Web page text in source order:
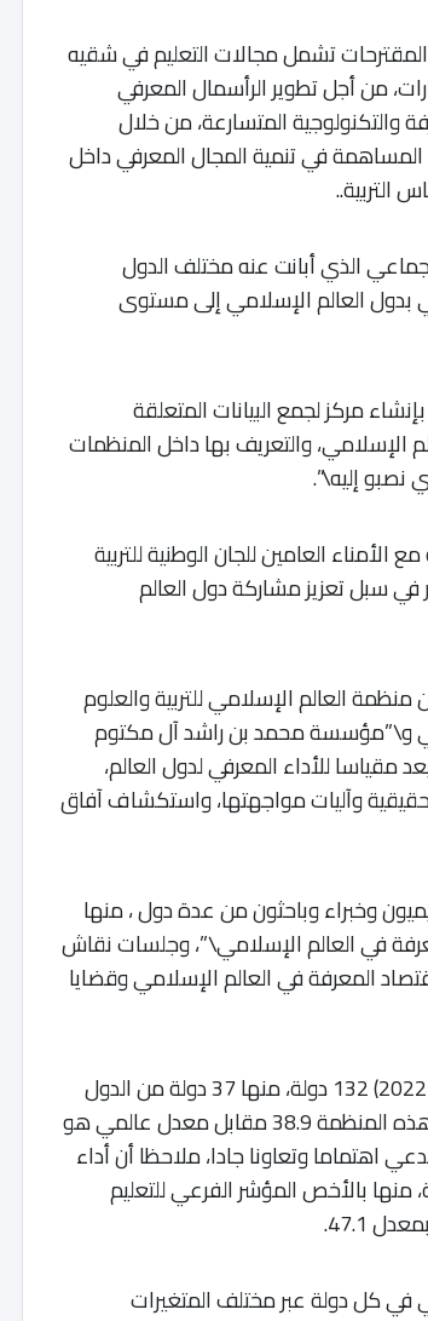
تشمل مجالات التعليم في شقيه
من أجل تطوير الرأسمال المعرفي
والتكنولوجية المتسارعة، من خلال
المساهمة في تنمية المجال المعرفي داخل
التربية..
الذي أبانت عنه مختلف الدول
بدول العالم الإسلامي إلى مستوى
مركز لجمع البيانات المتعلقة
الإسلامي، والتعريف بها داخل المنظمات
نصبو إليه\”.
العامين للجان الوطنية للتربية
في سبل تعزيز مشاركة دول العالم
العالم الإسلامي للتربية والعلوم
و\”مؤسسة محمد بن راشد آل مكتوم
للأداء المعرفي لدول العالم،
وآليات مواجهتها، واستكشاف آفاق
وخبراء وباحثون من عدة دول ، منها
في العالم الإسلامي\”، وجلسات نقاش
المعرفة في العالم الإسلامي وقضايا
يذكر أن مؤشر المعرفة العالمي ضم في أحدث إصداراته (مؤشر 2022) 132 دولة، منها 37 دولة من الدول
الأعضاء في الإيسيسكو، وبلغ معدل أداء الدول الأعضاء في هذه المنظمة 38.9 مقابل معدل عالمي هو
6 نقاط، وهو أداء يستدعي اهتماما وتعاونا جادا، ملاحظا أن أداء
بالأخص المؤشر الفرعي للتعليم
في كل دولة عبر مختلف المتغيرات